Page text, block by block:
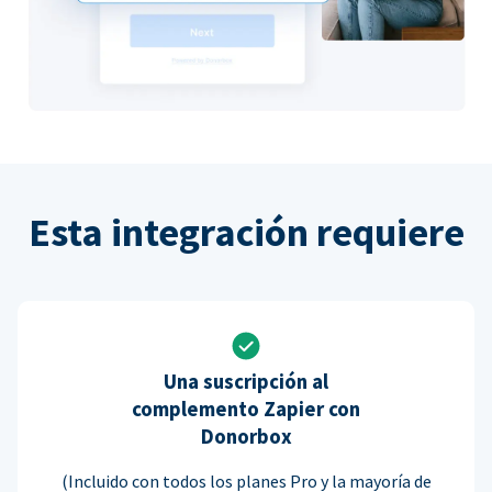
Esta integración requiere
Una suscripción al
complemento Zapier con
Donorbox
(Incluido con todos los planes Pro y la mayoría de